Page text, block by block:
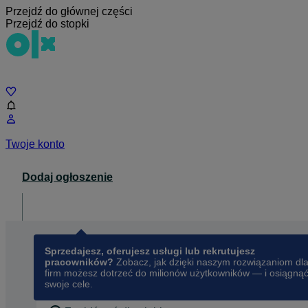
Przejdź do głównej części
Przejdź do stopki
Twoje konto
Dodaj ogłoszenie
Sprzedajesz, oferujesz usługi lub rekrutujesz
pracowników? Zobacz, jak dzięki naszym rozwiązaniom dla
firm możesz dotrzeć do milionów użytkowników — i osiągnąć
swoje cele.